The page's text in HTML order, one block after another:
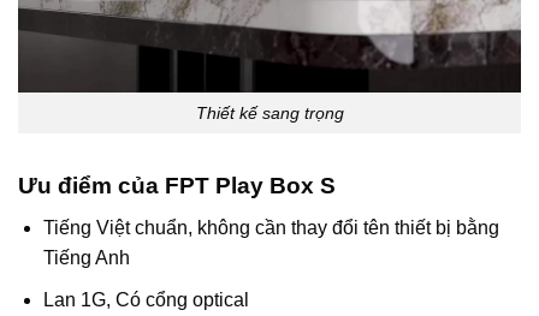
Thiết kế sang trọng
Ưu điểm của FPT Play Box S
Tiếng Việt chuẩn, không cần thay đổi tên thiết bị bằng
Tiếng Anh
Lan 1G, Có cổng optical